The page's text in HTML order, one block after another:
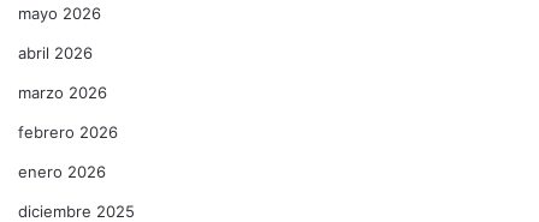
mayo 2026
abril 2026
marzo 2026
febrero 2026
enero 2026
diciembre 2025